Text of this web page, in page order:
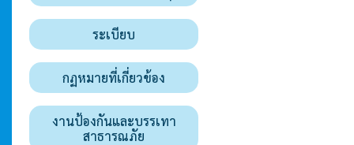
ระเบียบ
กฏหมายที่เกี่ยวข้อง
งานป้องกันและบรรเทา
สาธารณภัย